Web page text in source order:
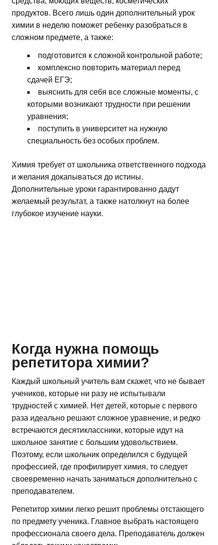
продуктов. Всего лишь один дополнительный урок
химии в неделю поможет ребенку разобраться в
сложном предмете, а также:
подготовится к сложной контрольной работе;
комплексно повторить материал перед
сдачей ЕГЭ;
выяснить для себя все сложные моменты, с
которыми возникают трудности при решении
уравнения;
поступить в университет на нужную
специальность без особых проблем.
Химия требует от школьника ответственного подхода
и желания докапываться до истины.
Дополнительные уроки гарантированно дадут
желаемый результат, а также натолкнут на более
глубокое изучение науки.
Когда нужна помощь
репетитора химии?
Каждый школьный учитель вам скажет, что не бывает
учеников, которые ни разу не испытывали
трудностей с химией. Нет детей, которые с первого
раза идеально решают сложное уравнение, и редко
встречаются десятиклассники, которые идут на
школьное занятие с большим удовольствием.
Поэтому, если школьник определился с будущей
профессией, где профилирует химия, то следует
своевременно начать заниматься дополнительно с
преподавателем.
Репетитор химии легко решит проблемы отстающего
по предмету ученика. Главное выбрать настоящего
профессионала своего дела. Преподаватель должен